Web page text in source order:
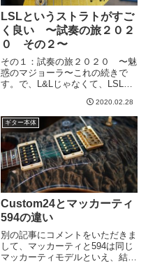
LSLというストラトがすご
く良い 〜試奏の旅２０２
０ その２〜
その１：試奏の旅２０２０ 〜魅
惑のマジョーラ〜これの続きで
す。で、L&Lじゃなくて、LSLと
みると、これがいい。。。ネック
ピックアップ の音は太く、それ
でいてストラトの鈴鳴り感たっぷ
り。ミドルも厚い。これはいい...
2020.02.28
ギター本体
Custom24とマッカーティ
594の違い
別の記事にコメントをいただきま
して、マッカーティと594は同じ
マッカーティモデルといえ、結構